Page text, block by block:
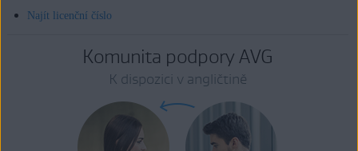
Najít licenční číslo
Komunita podpory AVG
K dispozici v angličtině